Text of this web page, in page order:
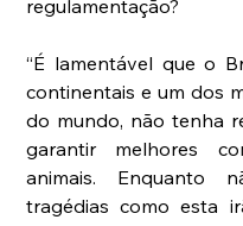
regulamentação?
“É lamentável que o
continentais e um dos
do mundo, não tenha
garantir melhores
animais. Enquanto
tragédias como esta